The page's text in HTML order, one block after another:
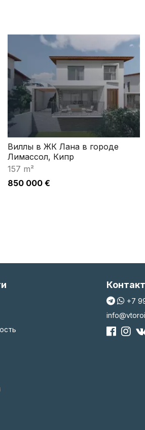
Виллы в ЖК Лана в городе
Лимассол, Кипр
157 m²
850 000 €
+7